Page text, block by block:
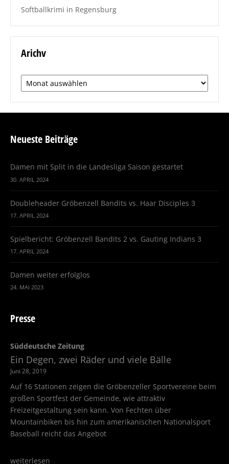
Softballkrimi in Regensburg
Arichv
Arichv
Neueste Beiträge
Damen mit Split in die Landesliga Saison gestartet
30. APRIL 2024
Doubleheader Gröbenzell Bandits vs. Haar Disciples 3
17. APRIL 2024
Spielbericht: Gröbenzell Bandits 2 vs. Gauting Indians 3
17. APRIL 2024
Damen weiter erfolglos
24. MAI 2023
Presse
Juni 28, 2019
Süddeutsche Zeitung
Ein Degen, zwei Räder und viele Bälle
Auf 16 Stationen zeigen die Gröbenzeller Sportvereine beim
großen Sportfest der Gemeinde, wie attraktiv
Freizeitgestaltung sein kann. Von Fechten über
Mountainbiken bis hin zum amerikanischen Nationalsport
Baseball reicht das Angebot
weiterlesen